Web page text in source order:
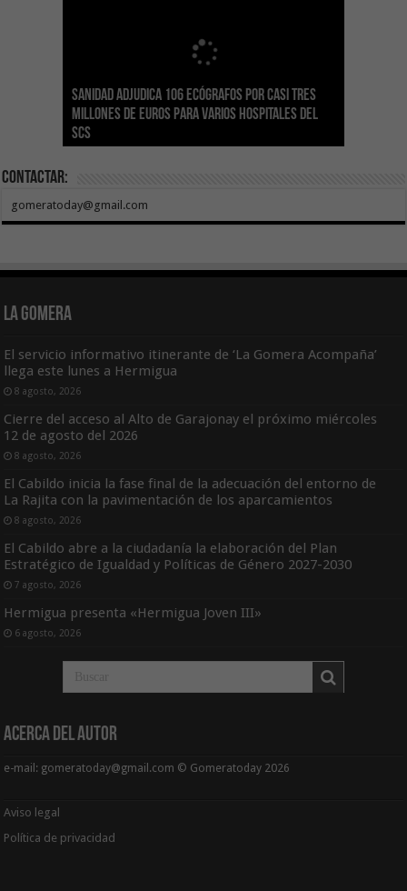
Sanidad adjudica 106 ecógrafos por casi tres
millones de euros para varios hospitales del
SCS
Gesplan logra la máxima puntuación en el
Índice de Transparencia de Canarias por cuarto
año consecutivo
El Gobierno canario concede ayudas del
POSEICAN-Pesca al sector por valor de 7,09 M€
tras aumentar las cuantías
Transición Ecológica coordina con Ashotel su
adhesión a la Red de Refugios Climáticos de
Canarias
Visocan incorpora 170 pisos a su parque de
vivienda protegida en régimen de alquiler
asequible de Tenerife
Sanidad refuerza la capacidad diagnóstica de
los centros de salud con el impulso de la
ecografía clínica
Contactar:
gomeratoday@gmail.com
La Gomera
El servicio informativo itinerante de ‘La Gomera Acompaña’
llega este lunes a Hermigua
8 agosto, 2026
Cierre del acceso al Alto de Garajonay el próximo miércoles
12 de agosto del 2026
8 agosto, 2026
El Cabildo inicia la fase final de la adecuación del entorno de
La Rajita con la pavimentación de los aparcamientos
8 agosto, 2026
El Cabildo abre a la ciudadanía la elaboración del Plan
Estratégico de Igualdad y Políticas de Género 2027-2030
7 agosto, 2026
Hermigua presenta «Hermigua Joven III»
6 agosto, 2026
Acerca del Autor
e-mail: gomeratoday@gmail.com © Gomeratoday 2026
Aviso legal
Política de privacidad